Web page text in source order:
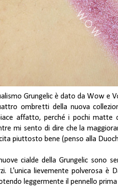
Grungelic è dato da Wow e
ombrettidella nuova
affatto, perché i pochi matte
mi sento di dire che la
piuttosto bene (penso alla
cialde della Grungelic sono
L'unica lievemente polverosa è
leggermente il pennello